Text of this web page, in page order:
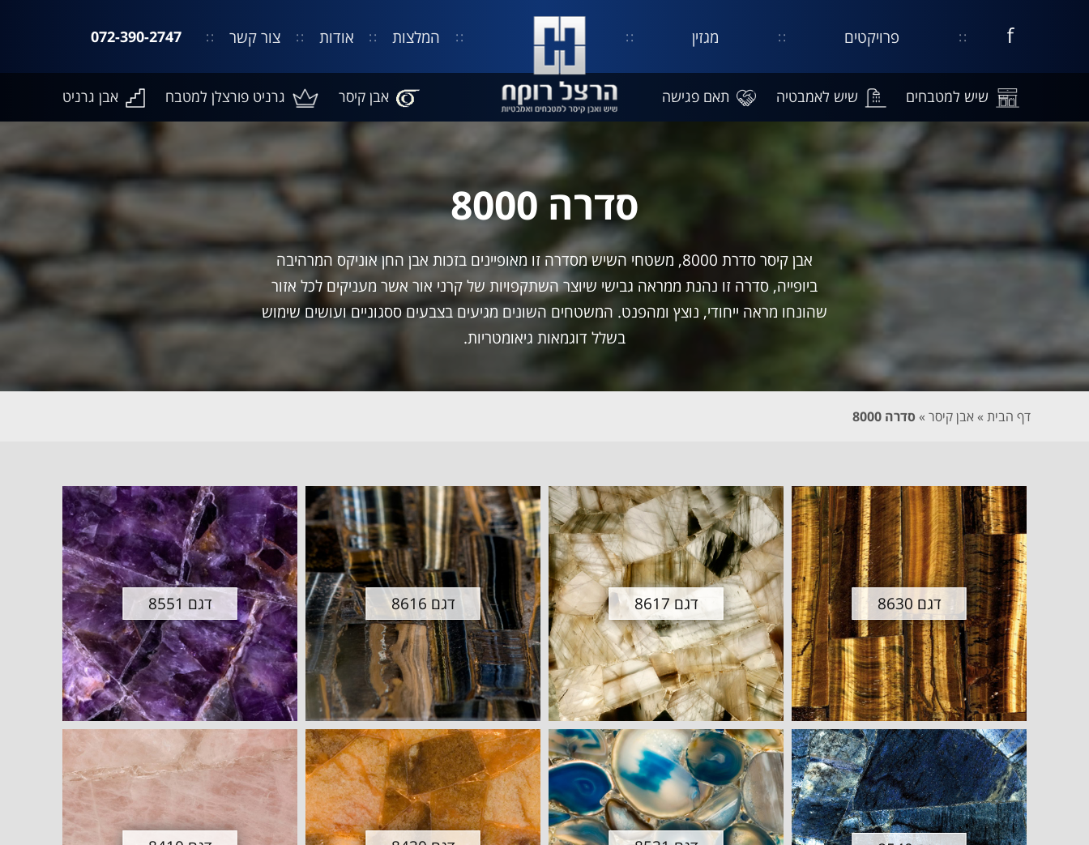
קישור
בחלון
חדש
בפייסבוק
פרויקטים מגזין
שיש למטבחים שיש לאמבטיה תאם פגישה
המלצות אודות צור קשר 072-390-2747
אבן קיסר גרניט פורצלן למטבח אבן גרניט
סדרה 8000
אבן קיסר סדרת 8000, משטחי השיש מסדרה זו מאופיינים בזכות אבן החן אוניקס המרהיבה
ביופייה, סדרה זו נהנת ממראה גבישי שיוצר השתקפויות של קרני אור אשר מעניקים לכל אזור
שהונחו מראה ייחודי, נוצץ ומהפנט. המשטחים השונים מגיעים בצבעים ססגוניים ועושים שימוש
בשלל דוגמאות גיאומטריות.
דף הבית »אבן קיסר »סדרה 8000
דגם 8630 דגם 8617 דגם 8616 דגם 8551